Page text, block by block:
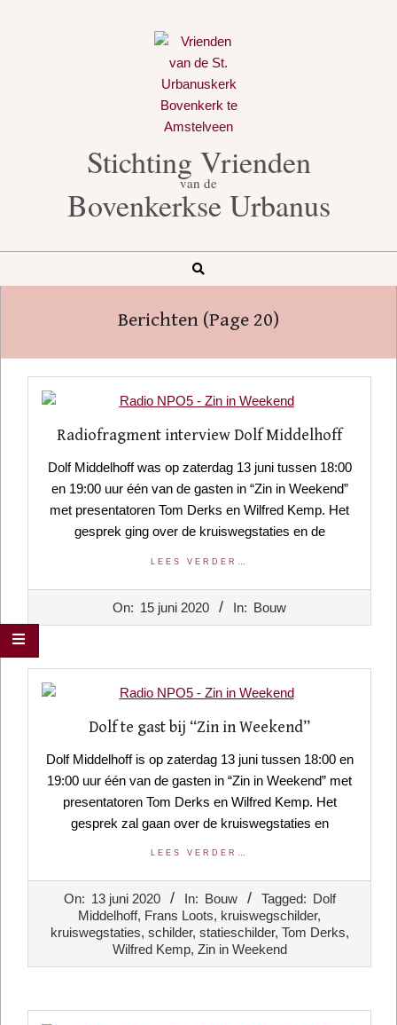
Stichting Vrienden
van de
Bovenkerkse Urbanus
Search
Berichten (Page 20)
Radiofragment interview Dolf Middelhoff
Dolf Middelhoff was op zaterdag 13 juni tussen 18:00
en 19:00 uur één van de gasten in “Zin in Weekend”
met presentatoren Tom Derks en Wilfred Kemp. Het
gesprek ging over de kruiswegstaties en de
LEES VERDER…
On: 15 juni 2020 In: Bouw
Dolf te gast bij “Zin in Weekend”
Dolf Middelhoff is op zaterdag 13 juni tussen 18:00 en
19:00 uur één van de gasten in “Zin in Weekend” met
presentatoren Tom Derks en Wilfred Kemp. Het
gesprek zal gaan over de kruiswegstaties en
LEES VERDER…
On: 13 juni 2020 In: Bouw Tagged: Dolf
Middelhoff, Frans Loots, kruiswegschilder,
kruiswegstaties, schilder, statieschilder, Tom Derks,
Wilfred Kemp, Zin in Weekend